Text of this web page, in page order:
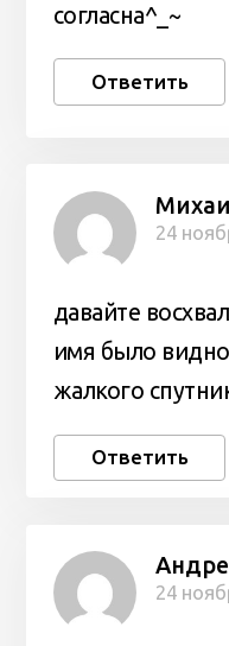
согласна^_~
Ответить
24
давайте
имя было видно
жалкого
Ответить
24